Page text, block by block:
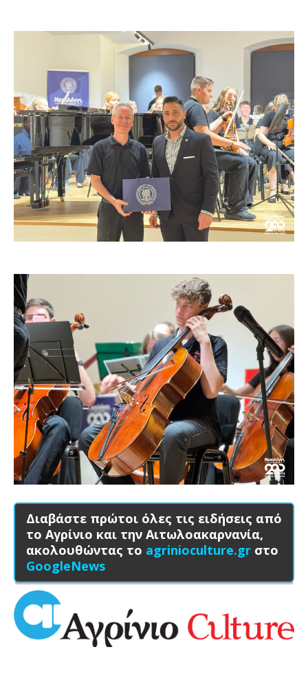
Διαβάστε πρώτοι όλες τις ειδήσεις από
το Αγρίνιο και την Αιτωλοακαρνανία,
ακολουθώντας το agrinioculture.gr στο
GoogleNews